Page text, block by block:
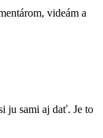
videám a
ju sami aj dať. Je to